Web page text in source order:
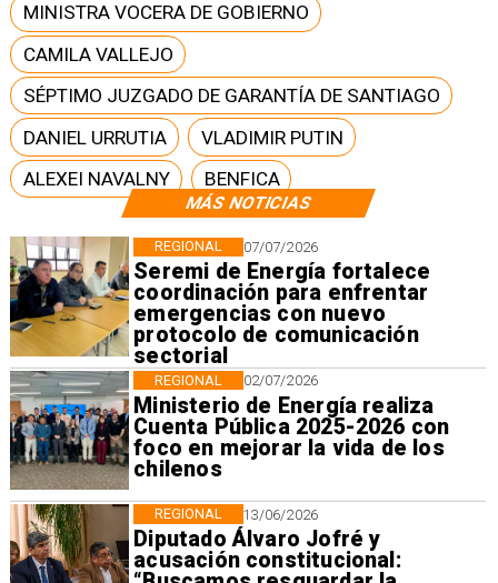
MÁS NOTICIAS
07/07/2026
Seremi de Energía fortalece
coordinación para enfrentar
emergencias con nuevo
protocolo de comunicación
sectorial
REGIONAL
02/07/2026
Ministerio de Energía realiza
Cuenta Pública 2025-2026 con
foco en mejorar la vida de los
chilenos
REGIONAL
13/06/2026
Diputado Álvaro Jofré y
acusación constitucional:
REGIONAL
MINISTRA VOCERA DE GOBIERNO
CAMILA VALLEJO
SÉPTIMO JUZGADO DE GARANTÍA DE SANTIAGO
DANIEL URRUTIA
VLADIMIR PUTIN
ALEXEI NAVALNY
BENFICA